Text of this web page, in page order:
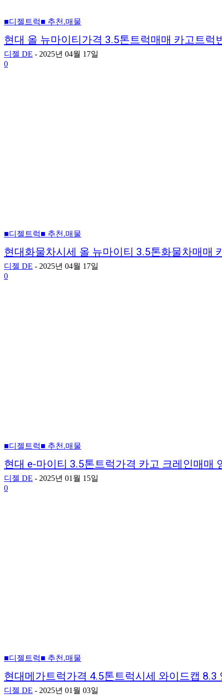
■디젤트럭■ 추천.매물
현대 올 뉴마이티가격 3.5톤트럭매매 카고트럭
디젤 DE - 2025년 04월 17일
0
■디젤트럭■ 추천.매물
현대화물차시세 올 뉴마이티 3.5톤화물차매매
디젤 DE - 2025년 04월 17일
0
■디젤트럭■ 추천.매물
현대 e-마이티 3.5톤트럭가격 카고 크레인매매
디젤 DE - 2025년 01월 15일
0
■디젤트럭■ 추천.매물
현대메가트럭가격 4.5톤트럭시세 와이드캡 8.3
디젤 DE - 2025년 01월 03일